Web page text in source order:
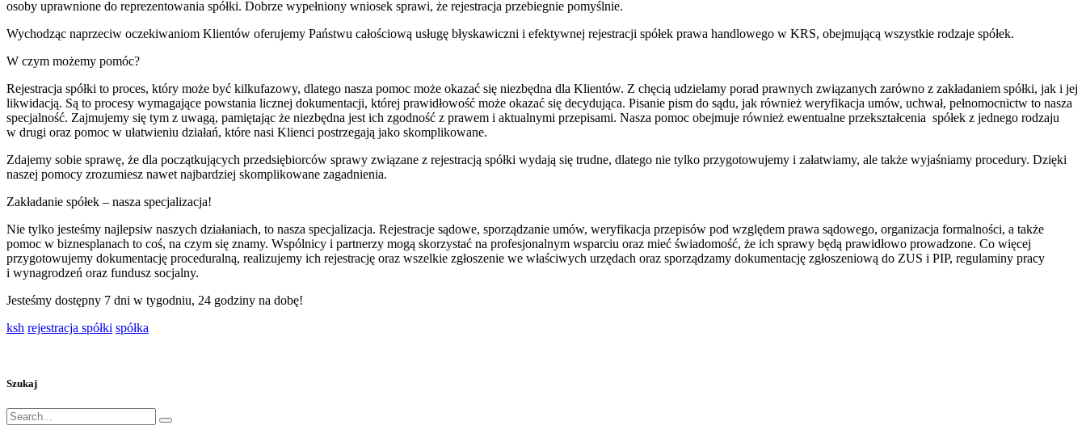
osoby uprawnione do reprezentowania spółki. Dobrze wypełniony wniosek sprawi, że rejestracja przebiegnie pomyślnie.
Wychodząc naprzeciw oczekiwaniom Klientów oferujemy Państwu całościową usługę błyskawiczni i efektywnej rejestracji spółek prawa handlowego w KRS, obejmującą wszystkie rodzaje spółek.
W czym możemy pomóc?
Rejestracja spółki to proces, który może być kilkufazowy, dlatego nasza pomoc może okazać się niezbędna dla Klientów. Z chęcią udzielamy porad prawnych związanych zarówno z zakładaniem spółki, jak i jej
likwidacją. Są to procesy wymagające powstania licznej dokumentacji, której prawidłowość może okazać się decydująca. Pisanie pism do sądu, jak również weryfikacja umów, uchwał, pełnomocnictw to nasza
specjalność. Zajmujemy się tym z uwagą, pamiętając że niezbędna jest ich zgodność z prawem i aktualnymi przepisami. Nasza pomoc obejmuje również ewentualne przekształcenia spółek z jednego rodzaju
w drugi oraz pomoc w ułatwieniu działań, które nasi Klienci postrzegają jako skomplikowane.
Zdajemy sobie sprawę, że dla początkujących przedsiębiorców sprawy związane z rejestracją spółki wydają się trudne, dlatego nie tylko przygotowujemy i załatwiamy, ale także wyjaśniamy procedury. Dzięki
naszej pomocy zrozumiesz nawet najbardziej skomplikowane zagadnienia.
Zakładanie spółek – nasza specjalizacja!
Nie tylko jesteśmy najlepsiw naszych działaniach, to nasza specjalizacja. Rejestracje sądowe, sporządzanie umów, weryfikacja przepisów pod względem prawa sądowego, organizacja formalności, a także
pomoc w biznesplanach to coś, na czym się znamy. Wspólnicy i partnerzy mogą skorzystać na profesjonalnym wsparciu oraz mieć świadomość, że ich sprawy będą prawidłowo prowadzone. Co więcej
przygotowujemy dokumentację proceduralną, realizujemy ich rejestrację oraz wszelkie zgłoszenie we właściwych urzędach oraz sporządzamy dokumentację zgłoszeniową do ZUS i PIP, regulaminy pracy
i wynagrodzeń oraz fundusz socjalny.
Jesteśmy dostępny 7 dni w tygodniu, 24 godziny na dobę!
ksh rejestracja spółki spółka
Szukaj